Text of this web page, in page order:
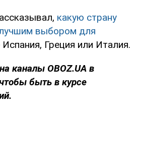
какую страну
выбором для
Греция или Италия.
каналы OBOZ.UA в
быть в курсе